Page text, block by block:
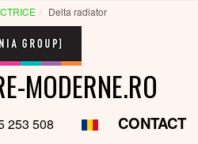
Delta radiator
MODERNE.RO
253 508 CONTACT